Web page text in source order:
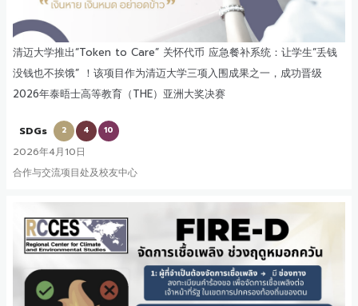
清迈大学推出“Token to Care” 关怀代币 应急餐补系统：让学生“丢钱
没钱也不挨饿” ！该项目作为清迈大学三项入围成果之一，成功晋级
2026年泰晤士高等教育（THE）亚洲大奖决赛
SDGs 2 4 10
2026年4月10日
合作与交流项目处及校友中心